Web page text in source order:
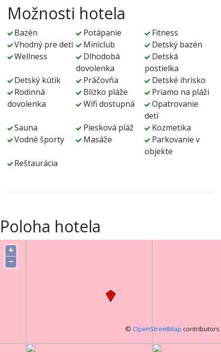
Možnosti hotela
Bazén Potápanie
Fitness
Vhodný pre deti
Miniclub
Detský bazén
Wellness
Dlhodobá
dovolenka
Detská
postielka
Detský kútik
Práčovňa
Detské ihrisko
Rodinná
dovolenka
Blízko pláže
Priamo na pláži
Wifi dostupná
Opatrovanie
detí
Sauna
Piesková pláž
Kozmetika
Vodné športy
Masáže
Parkovanie v
objekte
Reštaurácia
Poloha hotela
+
−
© OpenStreetMap contributors